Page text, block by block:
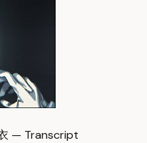
— Transcript